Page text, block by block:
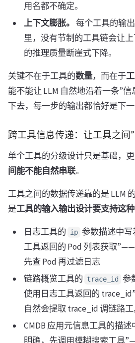
用名都不确定。
上下文膨胀。 每个工具的输
里，没有节制的工具链会让
的推理质量断崖式下降。
关键不在于工具的数量，而在于
能不能让 LLM 自然地沿着一条”
下去，每一步的输出都恰好是下一
跨工具信息传递：让工具之间
单个工具的分级设计只是基础，
间能不能自然串联。
工具之间的数据传递靠的是 LLM
是工具的输入输出设计要支持这
日志工具的 ip 参数描述中写
工具返回的 Pod 列表获取
先查 Pod 再过滤日志
链路概览工具的
trace_id
参
使用日志工具返回的
自然会提取 trace_id 调链路
CMDB 应用元信息工具的描
明确，先调用模糊搜索工具